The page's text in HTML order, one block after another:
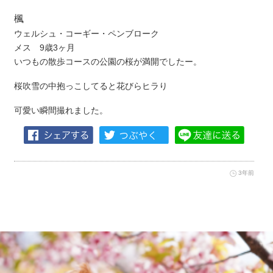
楓
ウェルシュ・コーギー・ペンブローク
メス 9歳3ヶ月
いつもの散歩コースの公園の桜が満開でしたー。
桜吹雪の中抱っこしてると花びらヒラり
可愛い瞬間撮れました。
3年前